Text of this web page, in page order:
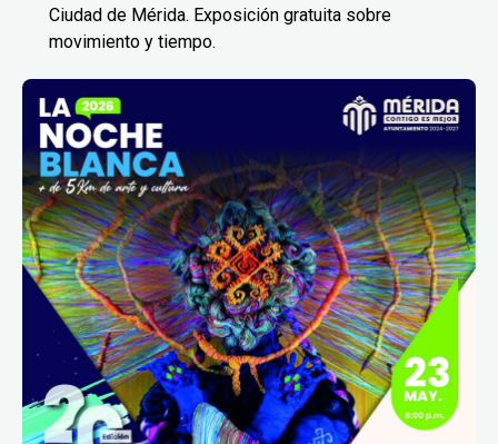
Ciudad de Mérida. Exposición gratuita sobre
movimiento y tiempo.